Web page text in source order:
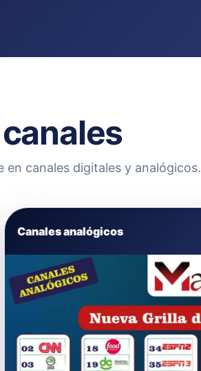
canales digitales y analógicos.
Canales analógicos